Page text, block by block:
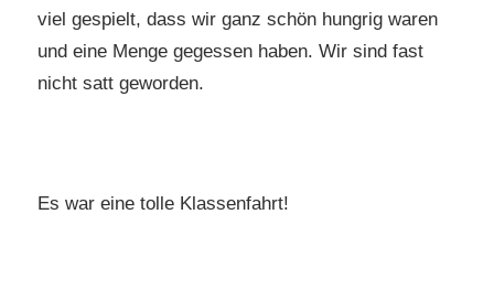
viel gespielt, dass wir ganz schön hungrig waren
und eine Menge gegessen haben. Wir sind fast
nicht satt geworden.
Es war eine tolle Klassenfahrt!